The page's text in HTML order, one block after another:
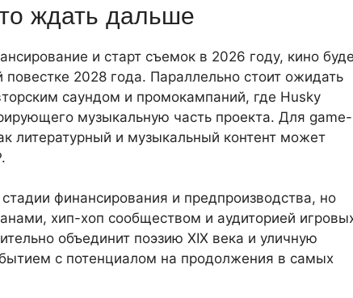
ждать дальше
и старт съемок в 2026 году, кино
повестке 2028 года. Параллельно стоит ожидать
саундом и промокампаний, где Husky
музыкальную часть проекта. Для game-
литературный и музыкальный контент может
финансирования и предпроизводства, но
хип-хоп сообществом и аудиторией
объединит поэзию XIX века и уличную
с потенциалом на продолжения в самых